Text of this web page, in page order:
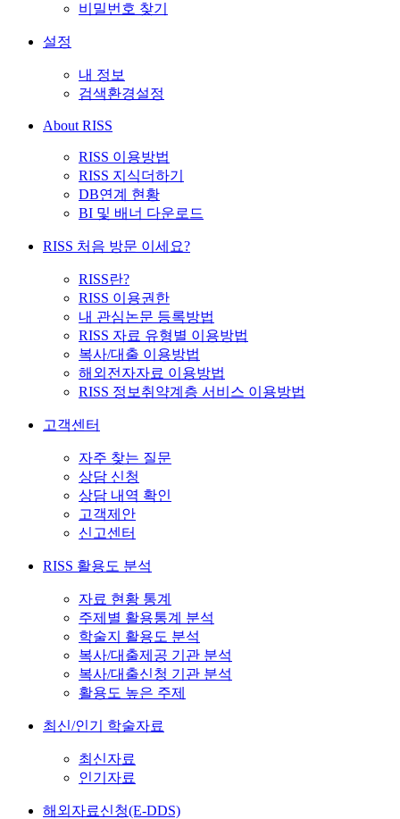
비밀번호 찾기
설정
내 정보
검색환경설정
About RISS
RISS 이용방법
RISS 지식더하기
DB연계 현황
BI 및 배너 다운로드
RISS 처음 방문 이세요?
RISS란?
RISS 이용권한
내 관심논문 등록방법
RISS 자료 유형별 이용방법
복사/대출 이용방법
해외전자자료 이용방법
RISS 정보취약계층 서비스 이용방법
고객센터
자주 찾는 질문
상담 신청
상담 내역 확인
고객제안
신고센터
RISS 활용도 분석
자료 현황 통계
주제별 활용통계 분석
학술지 활용도 분석
복사/대출제공 기관 분석
복사/대출신청 기관 분석
활용도 높은 주제
최신/인기 학술자료
최신자료
인기자료
해외자료신청(E-DDS)